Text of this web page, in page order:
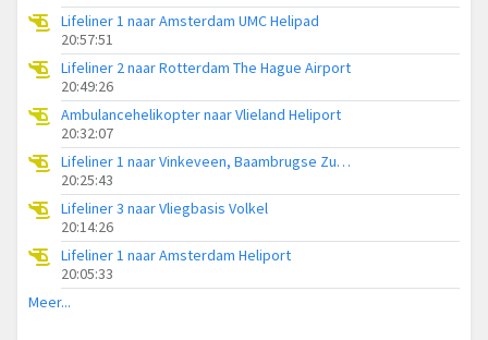
Lifeliner 1 naar Amsterdam UMC Helipad
20:57:51
Lifeliner 2 naar Rotterdam The Hague Airport
20:49:26
Ambulancehelikopter naar Vlieland Heliport
20:32:07
Lifeliner 1 naar Vinkeveen, Baambrugse Zuwe
20:25:43
Lifeliner 3 naar Vliegbasis Volkel
20:14:26
Lifeliner 1 naar Amsterdam Heliport
20:05:33
Meer...